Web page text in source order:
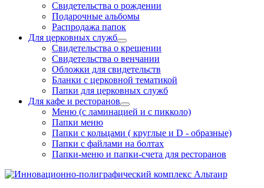
Свидетельства о рождении
Подарочные альбомы
Распродажа папок
Для церковных служб
Свидетельства о крещении
Свидетельства о венчании
Обложки для свидетельств
Бланки с церковной тематикой
Папки для церковных служб
Для кафе и ресторанов
Меню (с ламинацией и с пикколо)
Папки меню
Папки с кольцами ( круглые и D - образные)
Папки с файлами на болтах
Папки-меню и папки-счета для ресторанов